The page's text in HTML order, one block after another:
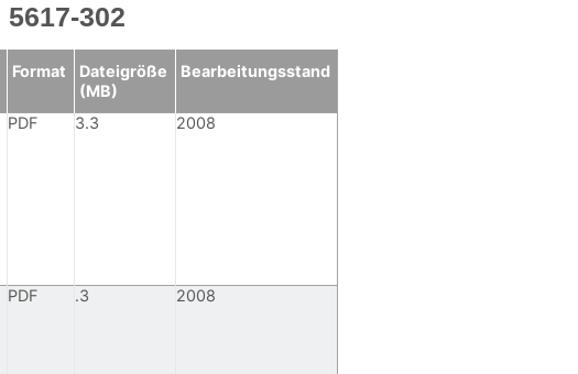
5617-302
Format
Dateigröße
(MB)
Bearbeitungsstand
PDF 3.3 2008
PDF .3 2008